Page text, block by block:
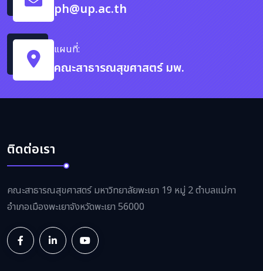
ph@up.ac.th
แผนที่:
คณะสาธารณสุขศาสตร์ มพ.
ติดต่อเรา
คณะสาธารณสุขศาสตร์ มหาวิทยาลัยพะเยา 19 หมู่ 2 ตำบลแม่กา
อำเภอเมืองพะเยาจังหวัดพะเยา 56000